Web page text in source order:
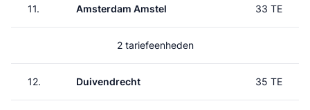
11. Amsterdam Amstel 33 TE
2 tariefeenheden
12. Duivendrecht 35 TE